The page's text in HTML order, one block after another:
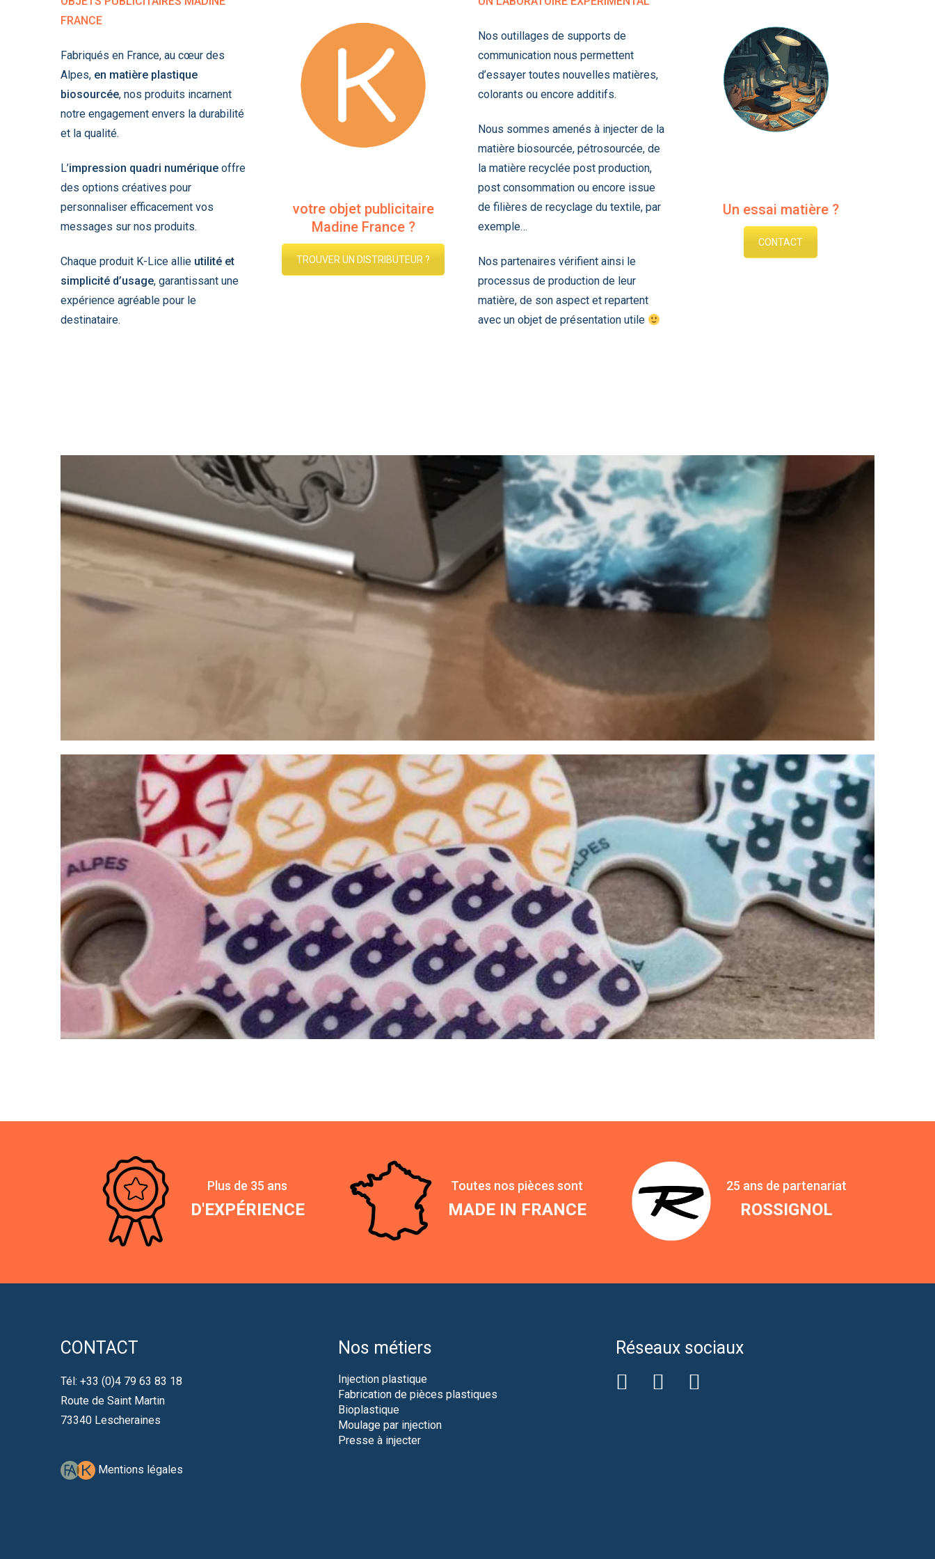
FRANCE
Fabriqués en France, au cœur des
Alpes, en matière plastique
biosourcée, nos produits incarnent
notre engagement envers la durabilité
et la qualité.
L’impression quadri numérique offre
des options créatives pour
personnaliser efficacement vos
messages sur nos produits.
Chaque produit K-Lice allie utilité et
simplicité d’usage, garantissant une
expérience agréable pour le
destinataire.
votre objet publicitaire
Madine France ?
TROUVER UN DISTRIBUTEUR ?
Nos outillages de supports de
communication nous permettent
d’essayer toutes nouvelles matières,
colorants ou encore additifs.
Nous sommes amenés à injecter de la
matière biosourcée, pétrosourcée, de
la matière recyclée post production,
post consommation ou encore issue
de filières de recyclage du textile, par
exemple…
Nos partenaires vérifient ainsi le
processus de production de leur
matière, de son aspect et repartent
avec un objet de présentation utile
Un essai matière ?
CONTACT
Plus de 35 ans
D'EXPÉRIENCE
Toutes nos pièces sont
MADE IN FRANCE
25 ans de partenariat
ROSSIGNOL
CONTACT
Tél: +33 (0)4 79 63 83 18
Route de Saint Martin
73340 Lescheraines
Mentions légales
Nos métiers
Injection plastique
Fabrication de pièces plastiques
Bioplastique
Moulage par injection
Presse à injecter
Réseaux sociaux